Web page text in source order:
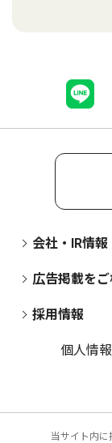
会社・IR情報
広告掲載を
採用情報
個人情
当サイト内に